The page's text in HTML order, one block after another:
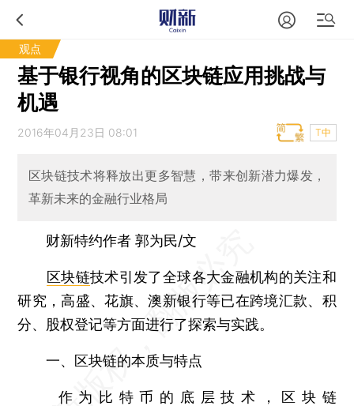
观点
基于银行视角的区块链应用挑战与
机遇
2016年04月23日 08:01 T中
区块链技术将释放出更多智慧，带来创新潜力爆发，
革新未来的金融行业格局
财新特约作者 郭为民/文
区块链技术引发了全球各大金融机构的关注和
研究，高盛、花旗、澳新银行等已在跨境汇款、积
分、股权登记等方面进行了探索与实践。
一、区块链的本质与特点
作为比特币的底层技术，区块链